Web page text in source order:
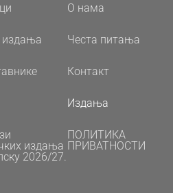
О нама
издања Честа питања
Контакт
Издања
издања
2026/27.
ПОЛИТИКА
ПРИВАТНОСТИ